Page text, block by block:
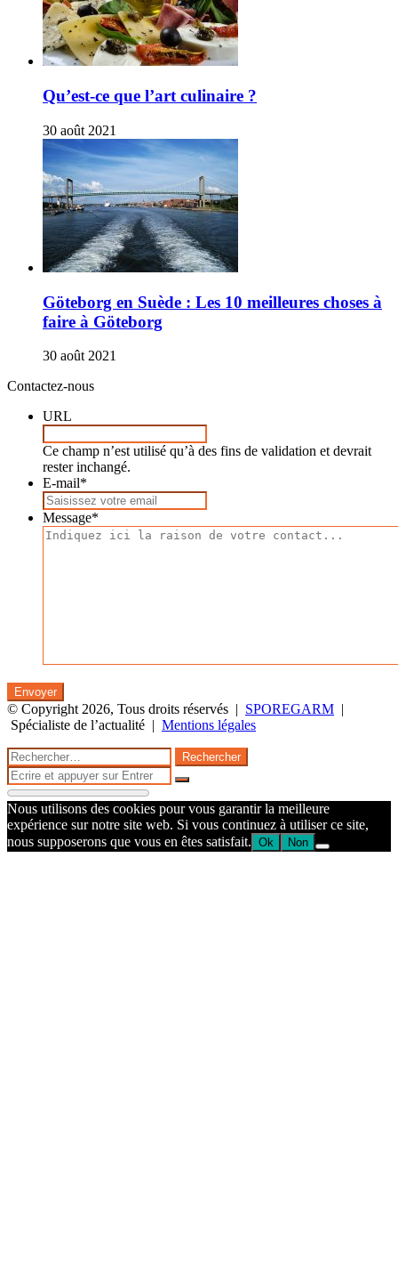
Qu’est-ce que l’art culinaire ?
30 août 2021
Göteborg en Suède : Les 10 meilleures choses à
faire à Göteborg
30 août 2021
Contactez-nous
URL
Ce champ n’est utilisé qu’à des fins de validation et devrait
rester inchangé.
E-mail*
Message*
© Copyright 2026, Tous droits réservés | SPOREGARM |
Spécialiste de l’actualité | Mentions légales
Facebook
Twitter
WhatsApp
Telegram
Bouton
retour
en
haut
de
la
page
Fermer
Rechercher :
Fermer
Rechercher
Nous utilisons des cookies pour vous garantir la meilleure
expérience sur notre site web. Si vous continuez à utiliser ce site,
nous supposerons que vous en êtes satisfait. Ok Non